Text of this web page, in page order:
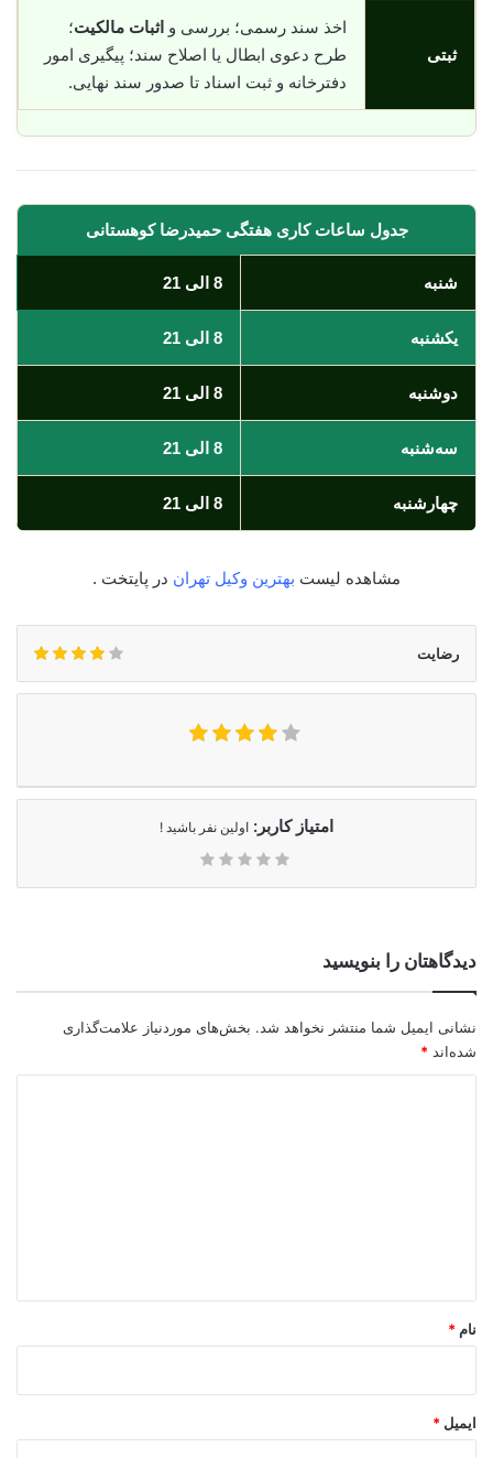
ثبتی
اخذ سند رسمی؛ بررسی و اثبات مالکیت؛
طرح دعوی ابطال یا اصلاح سند؛ پیگیری امور
دفترخانه و ثبت اسناد تا صدور سند نهایی.
جدول ساعات کاری هفتگی حمیدرضا کوهستانی
شنبه 8 الی 21
یکشنبه 8 الی 21
دوشنبه 8 الی 21
سه‌شنبه 8 الی 21
چهارشنبه 8 الی 21
مشاهده لیست بهترین وکیل تهران در پایتخت .
رضایت
امتیاز کاربر: اولین نفر باشید !
دیدگاهتان را بنویسید
نشانی ایمیل شما منتشر نخواهد شد. بخش‌های موردنیاز علامت‌گذاری
شده‌اند *
نام *
ایمیل *